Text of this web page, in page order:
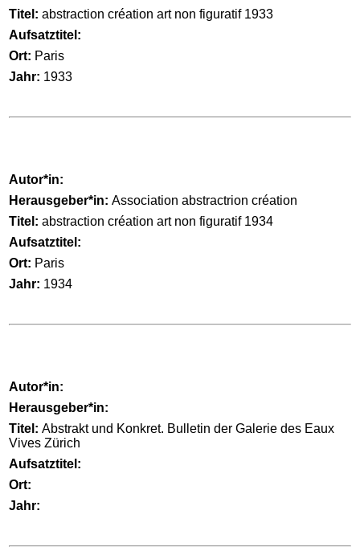
Titel: abstraction création art non figuratif 1933
Aufsatztitel:
Ort: Paris
Jahr: 1933
Autor*in:
Herausgeber*in: Association abstractrion création
Titel: abstraction création art non figuratif 1934
Aufsatztitel:
Ort: Paris
Jahr: 1934
Autor*in:
Herausgeber*in:
Titel: Abstrakt und Konkret. Bulletin der Galerie des Eaux
Vives Zürich
Aufsatztitel:
Ort:
Jahr: